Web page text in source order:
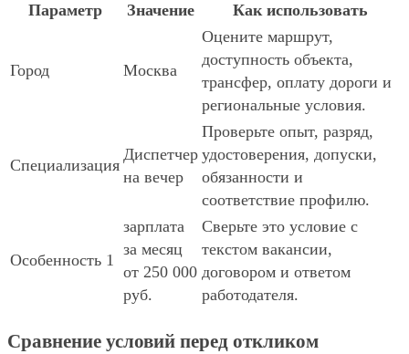
Параметр Значение Как использовать
Город Москва
Оцените маршрут,
доступность объекта,
трансфер, оплату дороги и
региональные условия.
Специализация
Диспетчер
на вечер
Проверьте опыт, разряд,
удостоверения, допуски,
обязанности и
соответствие профилю.
Особенность 1
зарплата
за месяц
от 250 000
руб.
Сверьте это условие с
текстом вакансии,
договором и ответом
работодателя.
Сравнение условий перед откликом